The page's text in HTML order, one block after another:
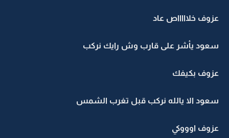
عزوف خلاااااص عاد
سعود يأشر على قارب وش رايك نركب
عزوف بكيفك
سعود الا يالله نركب قبل تغرب الشمس
عزوف اوووكي